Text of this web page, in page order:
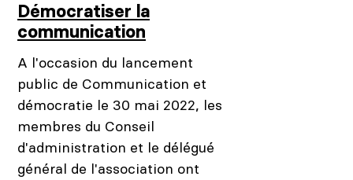
Démocratiser la
communication
A l'occasion du lancement
public de Communication et
démocratie le 30 mai 2022, les
membres du Conseil
d'administration et le délégué
général de l'association ont